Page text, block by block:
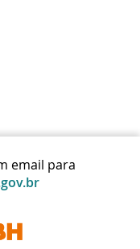
email para